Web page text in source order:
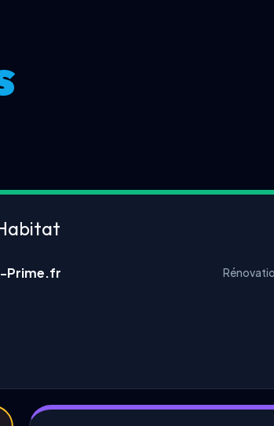
Prime.fr